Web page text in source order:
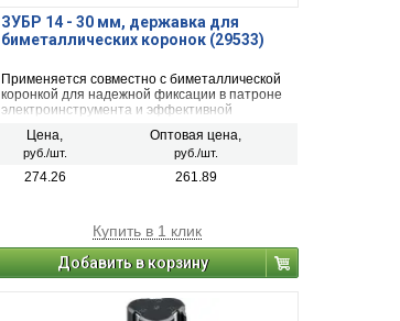
ЗУБР 14 - 30 мм, державка для
биметаллических коронок (29533)
Применяется совместно с биметаллической
коронкой для надежной фиксации в патроне
электроинструмента и эффективной
Цена,
руб./шт.
Оптовая цена,
руб./шт.
274.26 261.89
Купить в 1 клик
Добавить в корзину